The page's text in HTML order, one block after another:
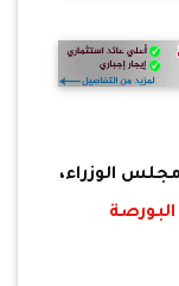
الوزراء،
البورصة